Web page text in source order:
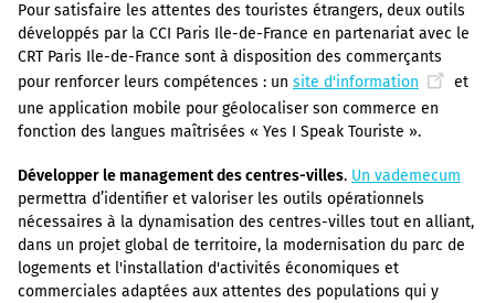
Pour satisfaire les attentes des touristes étrangers, deux outils
développés par la CCI Paris Ile-de-France en partenariat avec le
CRT Paris Ile-de-France sont à disposition des commerçants
pour renforcer leurs compétences : un site d'information
et
une application mobile pour géolocaliser son commerce en
fonction des langues maîtrisées « Yes I Speak Touriste ».
Développer le management des centres-villes. Un vademecum
permettra d’identifier et valoriser les outils opérationnels
nécessaires à la dynamisation des centres-villes tout en alliant,
dans un projet global de territoire, la modernisation du parc de
logements et l'installation d'activités économiques et
commerciales adaptées aux attentes des populations qui y